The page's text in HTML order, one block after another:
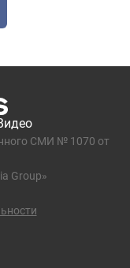
СМИ № 1070 от
Group»